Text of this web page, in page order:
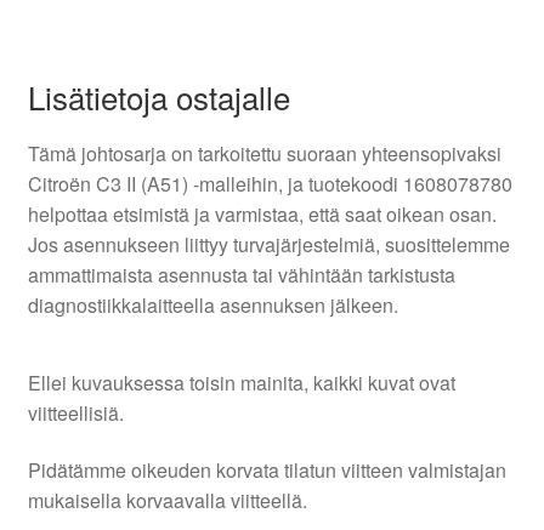
Lisätietoja ostajalle
Tämä johtosarja on tarkoitettu suoraan yhteensopivaksi
Citroën C3 II (A51) -malleihin, ja tuotekoodi 1608078780
helpottaa etsimistä ja varmistaa, että saat oikean osan.
Jos asennukseen liittyy turvajärjestelmiä, suosittelemme
ammattimaista asennusta tai vähintään tarkistusta
diagnostiikkalaitteella asennuksen jälkeen.
Ellei kuvauksessa toisin mainita, kaikki kuvat ovat
viitteellisiä.
Pidätämme oikeuden korvata tilatun viitteen valmistajan
mukaisella korvaavalla viitteellä.